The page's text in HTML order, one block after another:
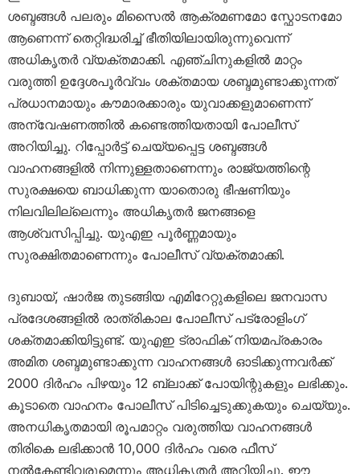
ശബ്ദങ്ങൾ പലരും മിസൈൽ ആക്രമണമോ സ്ഫോടനമോ
ആണെന്ന് തെറ്റിദ്ധരിച്ച് ഭീതിയിലായിരുന്നുവെന്ന്
അധികൃതർ വ്യക്തമാക്കി. എഞ്ചിനുകളിൽ മാറ്റം
വരുത്തി ഉദ്ദേശപൂർവ്വം ശക്തമായ ശബ്ദമുണ്ടാക്കുന്നത്
പ്രധാനമായും കൗമാരക്കാരും യുവാക്കളുമാണെന്ന്
അന്വേഷണത്തിൽ കണ്ടെത്തിയതായി പോലീസ്
അറിയിച്ചു. റിപ്പോർട്ട് ചെയ്യപ്പെട്ട ശബ്ദങ്ങൾ
വാഹനങ്ങളിൽ നിന്നുള്ളതാണെന്നും രാജ്യത്തിന്റെ
സുരക്ഷയെ ബാധിക്കുന്ന യാതൊരു ഭീഷണിയും
നിലവിലില്ലെന്നും അധികൃതർ ജനങ്ങളെ
ആശ്വസിപ്പിച്ചു. യുഎഇ പൂർണ്ണമായും
സുരക്ഷിതമാണെന്നും പോലീസ് വ്യക്തമാക്കി.
ദുബായ്, ഷാർജ തുടങ്ങിയ എമിറേറ്റുകളിലെ ജനവാസ
പ്രദേശങ്ങളിൽ രാത്രികാല പോലീസ് പട്രോളിംഗ്
ശക്തമാക്കിയിട്ടുണ്ട്. യുഎഇ ട്രാഫിക് നിയമപ്രകാരം
അമിത ശബ്ദമുണ്ടാക്കുന്ന വാഹനങ്ങൾ ഓടിക്കുന്നവർക്ക്
2000 ദിർഹം പിഴയും 12 ബ്ലാക്ക് പോയിന്റുകളും ലഭിക്കും.
കൂടാതെ വാഹനം പോലീസ് പിടിച്ചെടുക്കുകയും ചെയ്യും.
അനധികൃതമായി രൂപമാറ്റം വരുത്തിയ വാഹനങ്ങൾ
തിരികെ ലഭിക്കാൻ 10,000 ദിർഹം വരെ ഫീസ്
നൽകേണ്ടിവരുമെന്നും അധികൃതർ അറിയിച്ചു. ഈ